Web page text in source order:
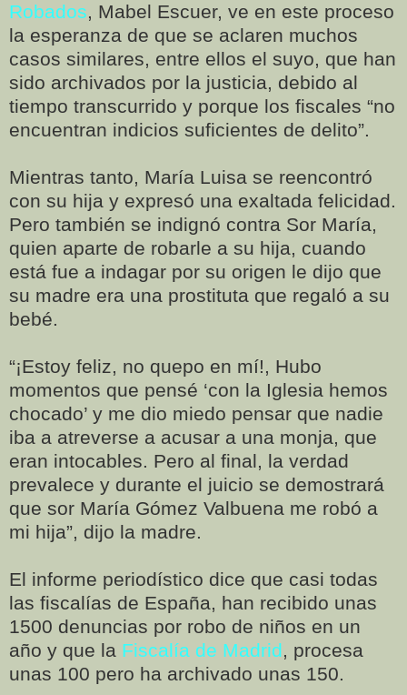
Robados, Mabel Escuer, ve en este proceso
la esperanza de que se aclaren muchos
casos similares, entre ellos el suyo, que han
sido archivados por la justicia, debido al
tiempo transcurrido y porque los fiscales “no
encuentran indicios suficientes de delito”.
Mientras tanto, María Luisa se reencontró
con su hija y expresó una exaltada felicidad.
Pero también se indignó contra Sor María,
quien aparte de robarle a su hija, cuando
está fue a indagar por su origen le dijo que
su madre era una prostituta que regaló a su
bebé.
“¡Estoy feliz, no quepo en mí!, Hubo
momentos que pensé ‘con la Iglesia hemos
chocado’ y me dio miedo pensar que nadie
iba a atreverse a acusar a una monja, que
eran intocables. Pero al final, la verdad
prevalece y durante el juicio se demostrará
que sor María Gómez Valbuena me robó a
mi hija”, dijo la madre.
El informe periodístico dice que casi todas
las fiscalías de España, han recibido unas
1500 denuncias por robo de niños en un
año y que la Fiscalía de Madrid, procesa
unas 100 pero ha archivado unas 150.